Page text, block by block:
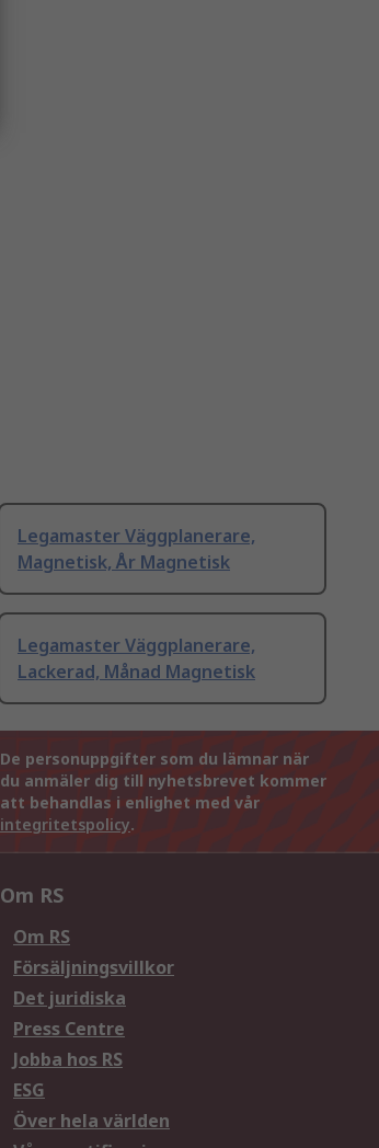
Legamaster Väggplanerare,
Magnetisk, År Magnetisk
Legamaster Väggplanerare,
Lackerad, Månad Magnetisk
De personuppgifter som du lämnar när
du anmäler dig till nyhetsbrevet kommer
att behandlas i enlighet med vår
integritetspolicy.
Om RS
Om RS
Försäljningsvillkor
Det juridiska
Press Centre
Jobba hos RS
ESG
Över hela världen